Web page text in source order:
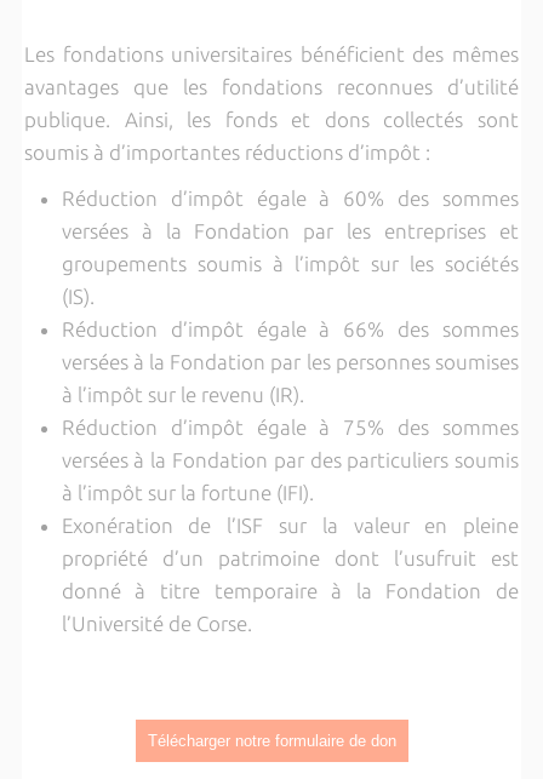
Les fondations universitaires bénéficient des mêmes
avantages que les fondations reconnues d’utilité
publique. Ainsi, les fonds et dons collectés sont
soumis à d’importantes réductions d’impôt :
Réduction d’impôt égale à 60% des sommes
versées à la Fondation par les entreprises et
groupements soumis à l’impôt sur les sociétés
(IS).
Réduction d’impôt égale à 66% des sommes
versées à la Fondation par les personnes soumises
à l’impôt sur le revenu (IR).
Réduction d’impôt égale à 75% des sommes
versées à la Fondation par des particuliers soumis
à l’impôt sur la fortune (IFI).
Exonération de l’ISF sur la valeur en pleine
propriété d’un patrimoine dont l’usufruit est
donné à titre temporaire à la Fondation de
l’Université de Corse.
Télécharger notre formulaire de don